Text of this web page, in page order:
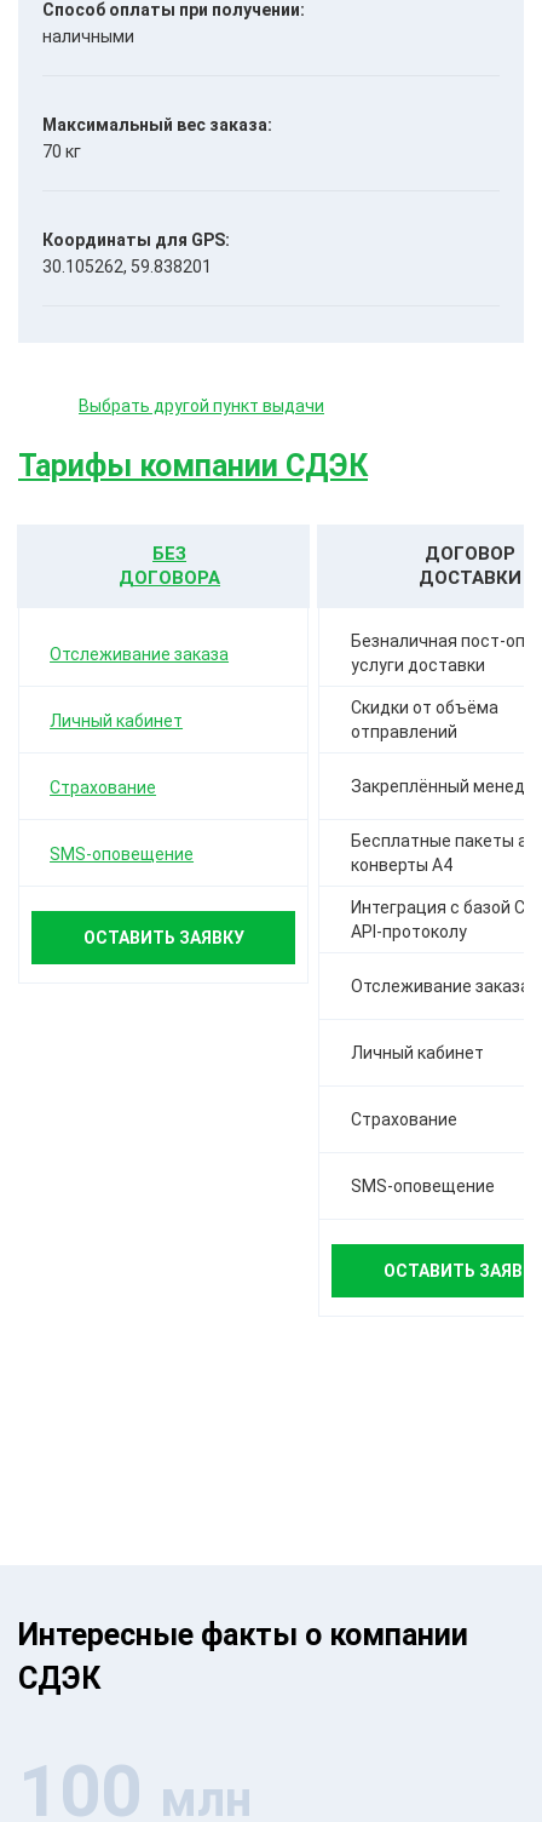
Способ оплаты при получении:
наличными
Максимальный вес заказа:
70 кг
Координаты для GPS:
30.105262, 59.838201
Выбрать другой пункт выдачи
Тарифы компании СДЭК
БЕЗ
ДОГОВОРА
Отслеживание заказа
Личный кабинет
Страхование
SMS-оповещение
ОСТАВИТЬ ЗАЯВКУ
ДОГОВОР
ДОСТАВКИ
Безналичная пост-
услуги доставки
Скидки от объёма
отправлений
Закреплённый
Бесплатные пакеты а-
конверты А4
Интеграция с базой
API-протоколу
Отслеживание заказа
Личный кабинет
Страхование
SMS-оповещение
ОСТАВИТЬ
Интересные факты о компании
СДЭК
100 млн